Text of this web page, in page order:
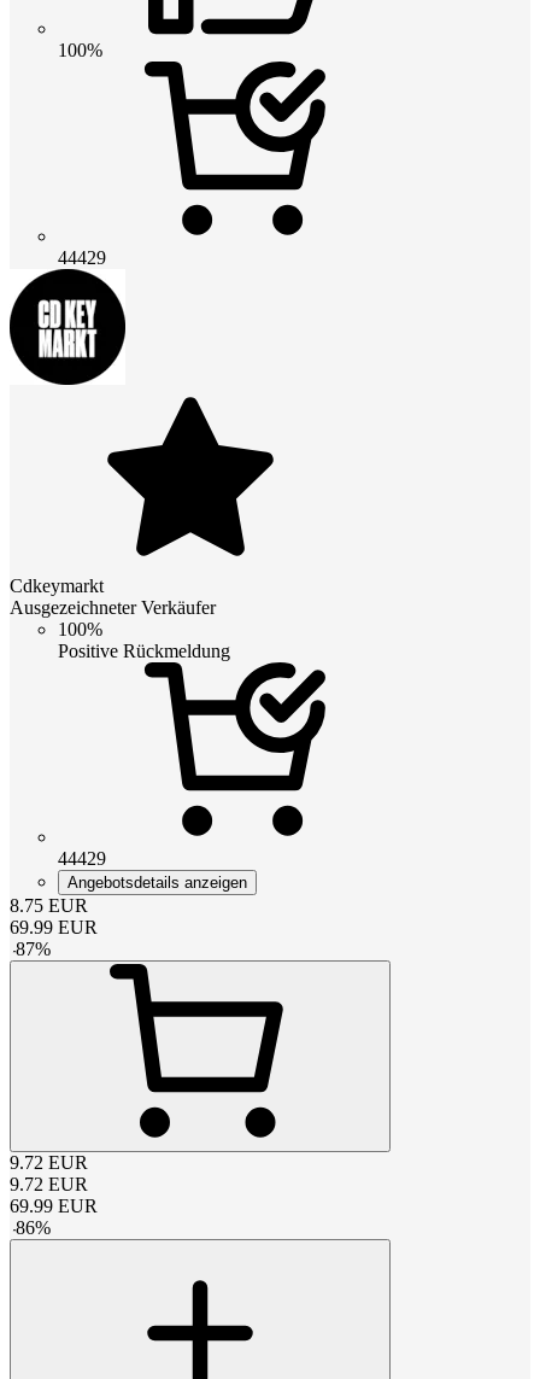
100%
44429
Cdkeymarkt
Ausgezeichneter Verkäufer
100%
Positive Rückmeldung
44429
Angebotsdetails anzeigen
8.75 EUR
69.99 EUR
-87%
9.72 EUR
9.72 EUR
69.99 EUR
-86%